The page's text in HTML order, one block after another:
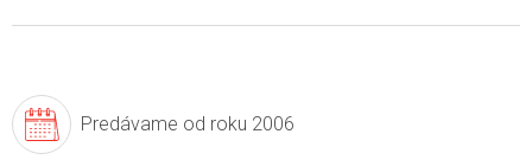
Predávame od roku 2006